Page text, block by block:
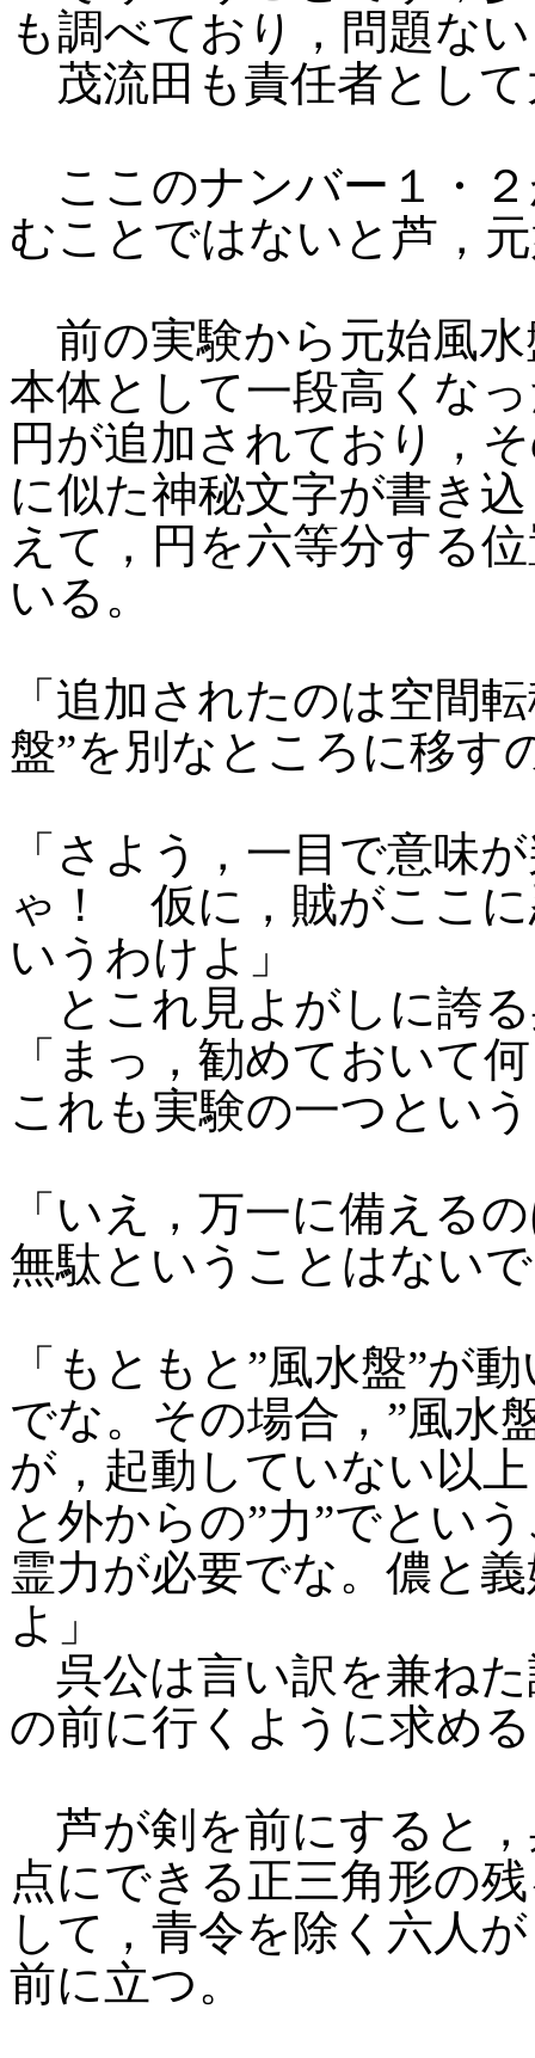
も調べており，問題な
茂流田も責任者として
ここのナンバー１・
むことではないと芦，
前の実験から元始風
本体として一段高くな
円が追加されており，
に似た神秘文字が書き
えて，円を六等分する
いる。
「追加されたのは空
盤”を別なところに移す
「さよう，一目で意味
ゃ！ 仮に，賊がここに
いうわけよ」
とこれ見よがしに誇
「まっ，勧めておいて
これも実験の一つとい
「いえ，万一に備える
無駄ということはない
「もともと”風水盤”が
でな。その場合，”風水
が，起動していない以
と外からの”力”でとい
霊力が必要でな。儂と
よ」
呉公は言い訳を兼ね
の前に行くように求め
芦が剣を前にすると
点にできる正三角形の
して，青令を除く六人
前に立つ。